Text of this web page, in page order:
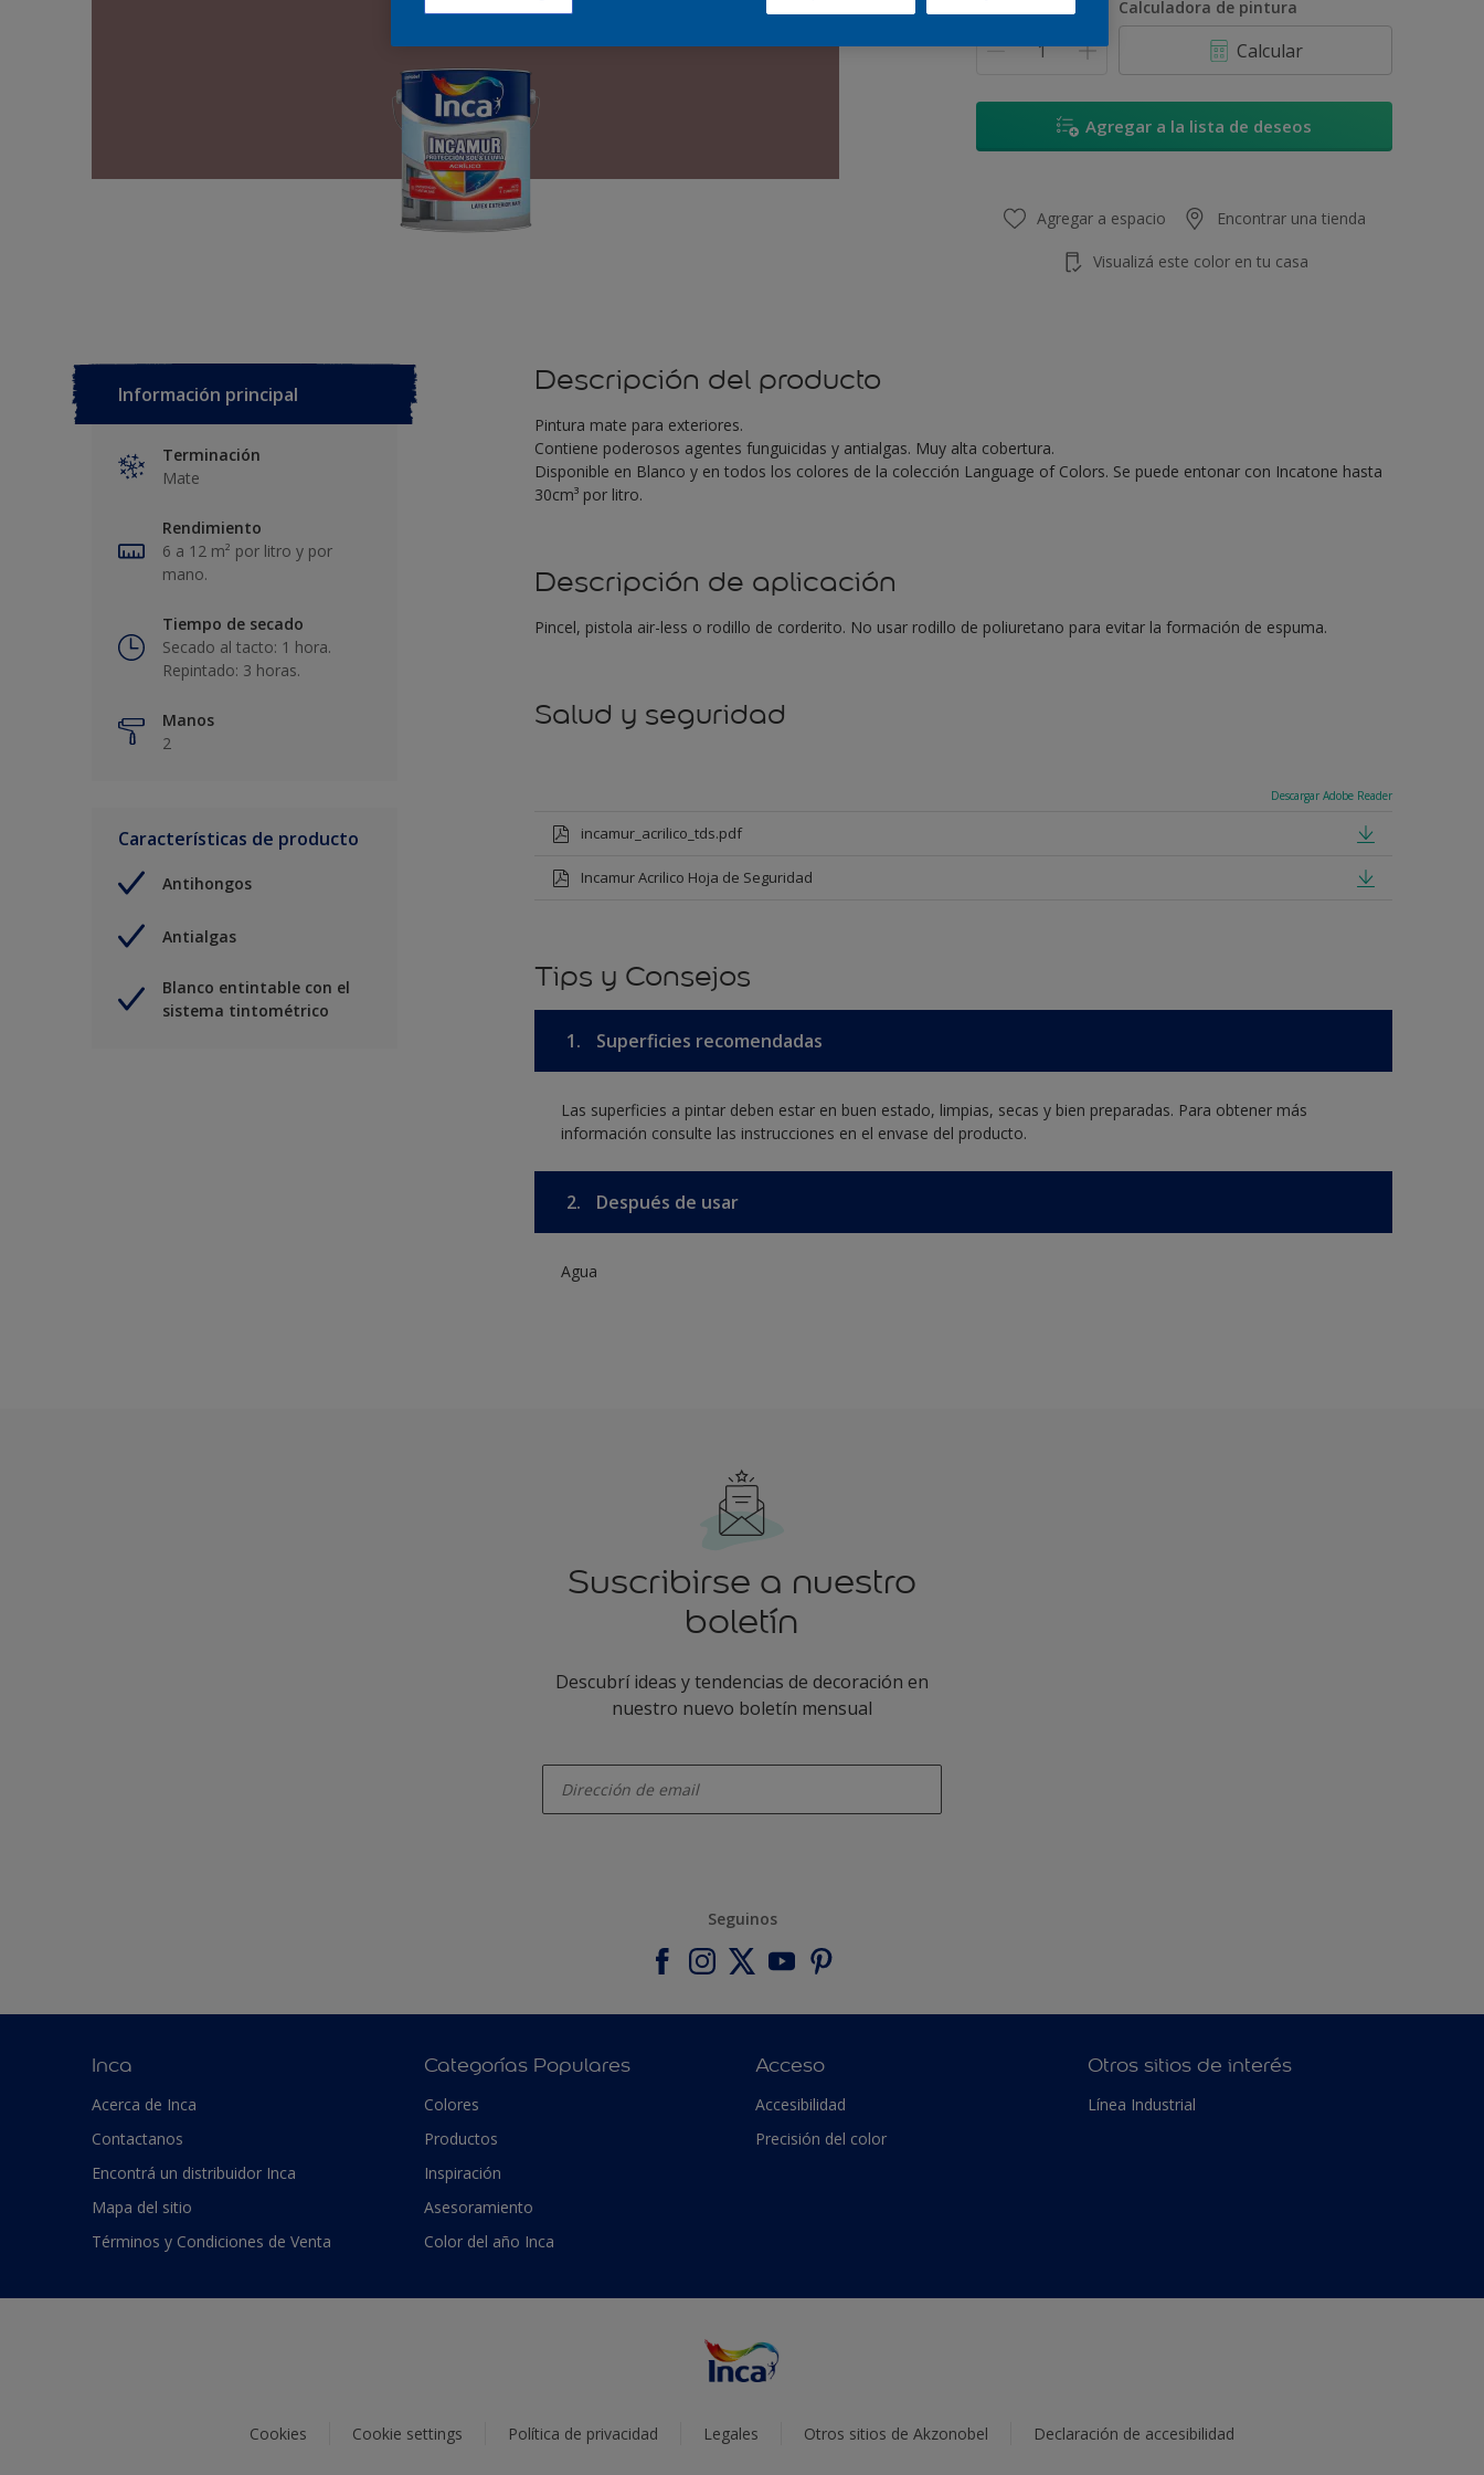
Cantidad Calculadora de pintura
Calcular
Agregar a la lista de deseos
Agregar a espacio Encontrar una tienda
Visualizá este color en tu casa
Información principal
Terminación
Mate
Rendimiento
6 a 12 m² por litro y por
mano.
Tiempo de secado
Secado al tacto: 1 hora.
Repintado: 3 horas.
Manos
2
Características de producto
Antihongos
Antialgas
Blanco entintable con el
sistema tintométrico
Descripción del producto
Pintura mate para exteriores.
Contiene poderosos agentes funguicidas y antialgas. Muy alta cobertura.
Disponible en Blanco y en todos los colores de la colección Language of Colors. Se puede entonar con Incatone hasta
30cm³ por litro.
Descripción de aplicación
Pincel, pistola air-less o rodillo de corderito. No usar rodillo de poliuretano para evitar la formación de espuma.
Salud y seguridad
Descargar Adobe Reader
incamur_acrilico_tds.pdf
Incamur Acrilico Hoja de Seguridad
Tips y Consejos
1. Superficies recomendadas
Las superficies a pintar deben estar en buen estado, limpias, secas y bien preparadas. Para obtener más
información consulte las instrucciones en el envase del producto.
2. Después de usar
Agua
Suscribirse a nuestro
boletín
Descubrí ideas y tendencias de decoración en
nuestro nuevo boletín mensual
Seguinos
Inca
Acerca de Inca
Contactanos
Encontrá un distribuidor Inca
Mapa del sitio
Términos y Condiciones de Venta
Categorías Populares
Colores
Productos
Inspiración
Asesoramiento
Color del año Inca
Acceso
Accesibilidad
Precisión del color
Otros sitios de interés
Línea Industrial
Cookies Cookie settings Política de privacidad Legales Otros sitios de Akzonobel Declaración de accesibilidad